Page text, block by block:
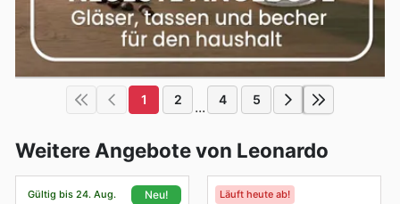
1 2 ... 4 5
Weitere Angebote von Leonardo
Gültig bis 24. Aug. Neu! Läuft heute ab!